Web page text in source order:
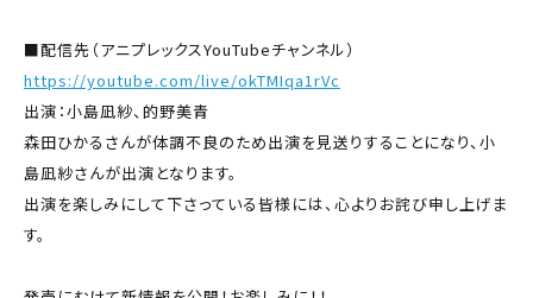
■配信先（アニプレックスYouTubeチャンネル）
https://youtube.com/live/okTMIqa1rVc
出演：小島凪紗、的野美青
森田ひかるさんが体調不良のため出演を見送りすることになり、小
島凪紗さんが出演となります。
出演を楽しみにして下さっている皆様には、心よりお詫び申し上げま
す。